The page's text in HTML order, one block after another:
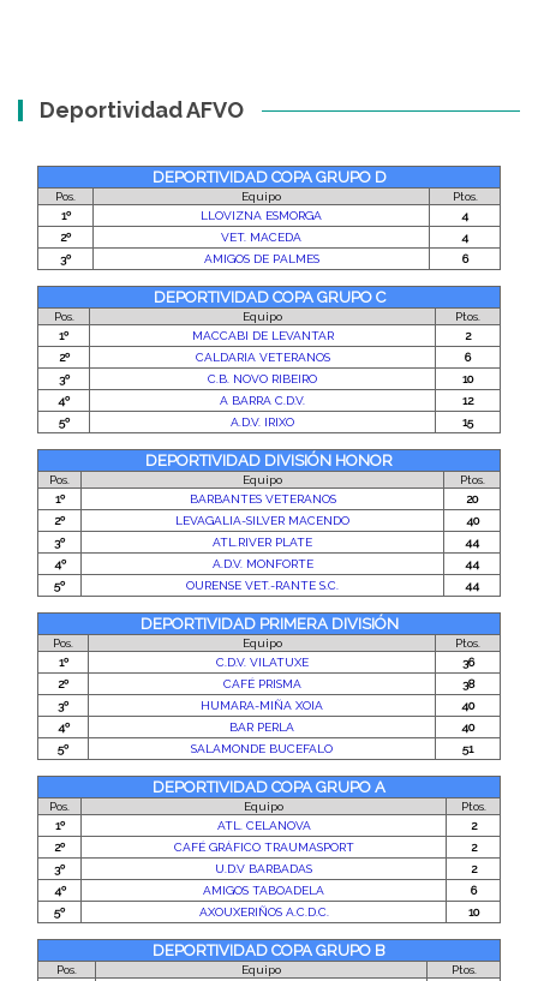
Deportividad AFVO